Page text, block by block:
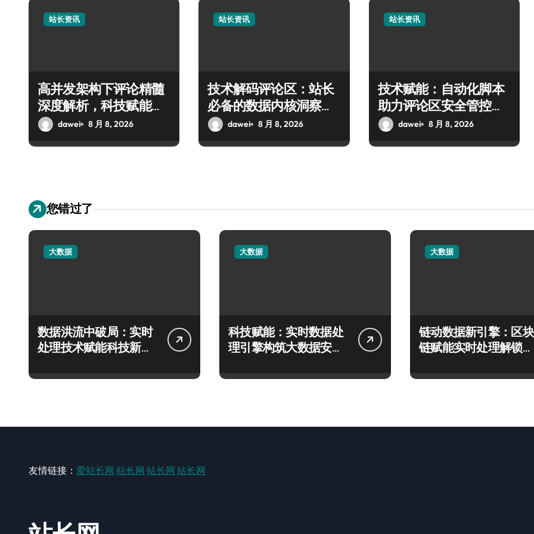
站长资讯
高并发架构下评论精髓
深度解析，科技赋能站
长资讯高效增值
dawei 8 月 8, 2026
站长资讯
技术解码评论区：站长
必备的数据内核洞察与
价值提炼术
dawei 8 月 8, 2026
站长资讯
技术赋能：自动化脚本
助力评论区安全管控与
信息智筛
dawei 8 月 8, 2026
您错过了
大数据
数据洪流中破局：实时
处理技术赋能科技新飞
大数据
科技赋能：实时数据处
理引擎构筑大数据安全
大数据
链动数据新引擎：区块
链赋能实时处理解锁企
友情链接： 爱站长网 站长网 站长网 站长网